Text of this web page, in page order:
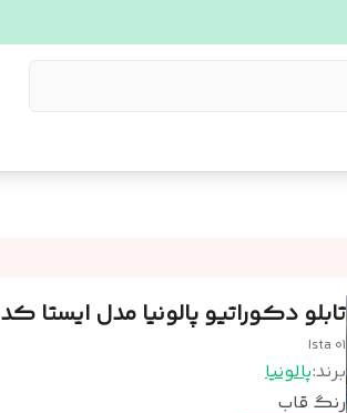
تابلو دکوراتیو پالونیا مدل ایستا کد 01 طرح خیابان
Ista 01
برند:پالونیا
رنگ قاب